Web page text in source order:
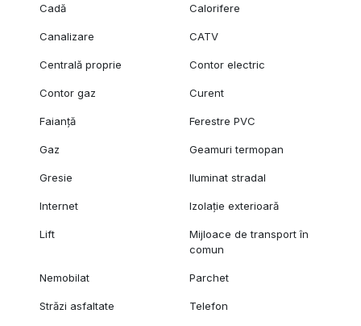
Cadă Calorifere
Canalizare CATV
Centrală proprie Contor electric
Contor gaz Curent
Faianță Ferestre PVC
Gaz Geamuri termopan
Gresie Iluminat stradal
Internet Izolație exterioară
Lift
Mijloace de transport în
comun
Nemobilat Parchet
Străzi asfaltate Telefon